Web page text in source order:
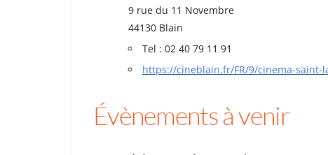
9 rue du 11 Novembre
44130 Blain
Tel : 02 40 79 11 91
https://cineblain.fr/FR/9/cinema-
Évènements à venir